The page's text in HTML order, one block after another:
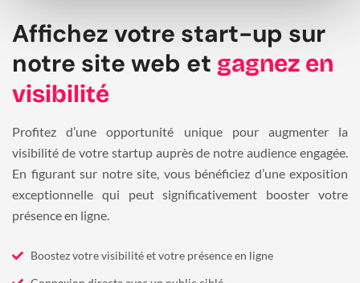
Affichez votre start-up sur
notre site web et gagnez en
visibilité
Profitez d’une opportunité unique pour augmenter la
visibilité de votre startup auprès de notre audience engagée.
En figurant sur notre site, vous bénéficiez d’une exposition
exceptionnelle qui peut significativement booster votre
présence en ligne.
Boostez votre visibilité et votre présence en ligne